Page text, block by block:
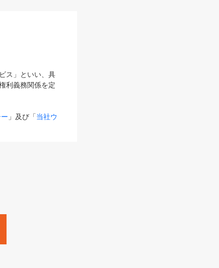
ス」といい、具
利義務関係を定
」及び「当社ウ
サービスを含
「HRzine」